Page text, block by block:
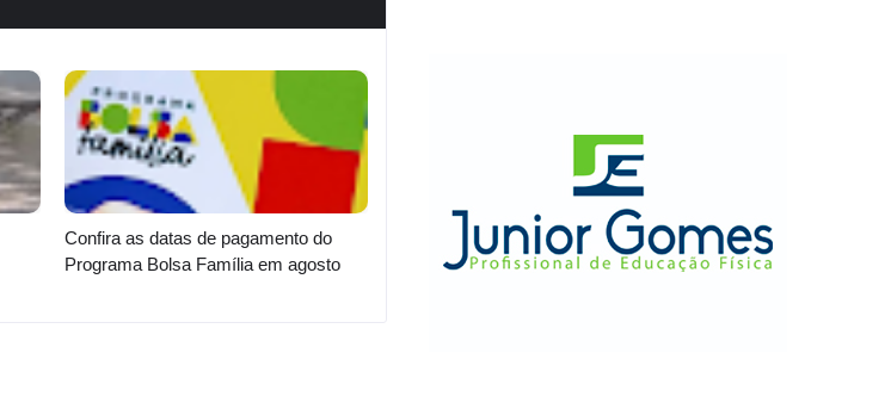
Confira as datas de pagamento do
Programa Bolsa Família em agosto